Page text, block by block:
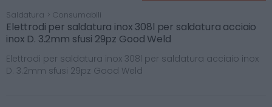
Saldatura > Consumabili
Elettrodi per saldatura inox 308l per saldatura acciaio
inox D. 3.2mm sfusi 29pz Good Weld
Elettrodi per saldatura inox 308l per saldatura acciaio inox
D. 3.2mm sfusi 29pz Good Weld